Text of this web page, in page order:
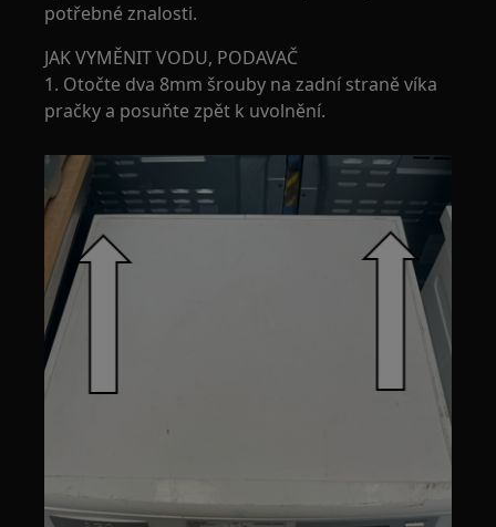
potřebné znalosti.
JAK VYMĚNIT VODU, PODAVAČ
1. Otočte dva 8mm šrouby na zadní straně víka
pračky a posuňte zpět k uvolnění.